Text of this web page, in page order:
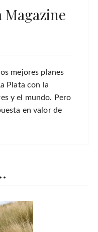
Magazine
mejores planes
Plata con la
y el mundo. Pero
en valor de